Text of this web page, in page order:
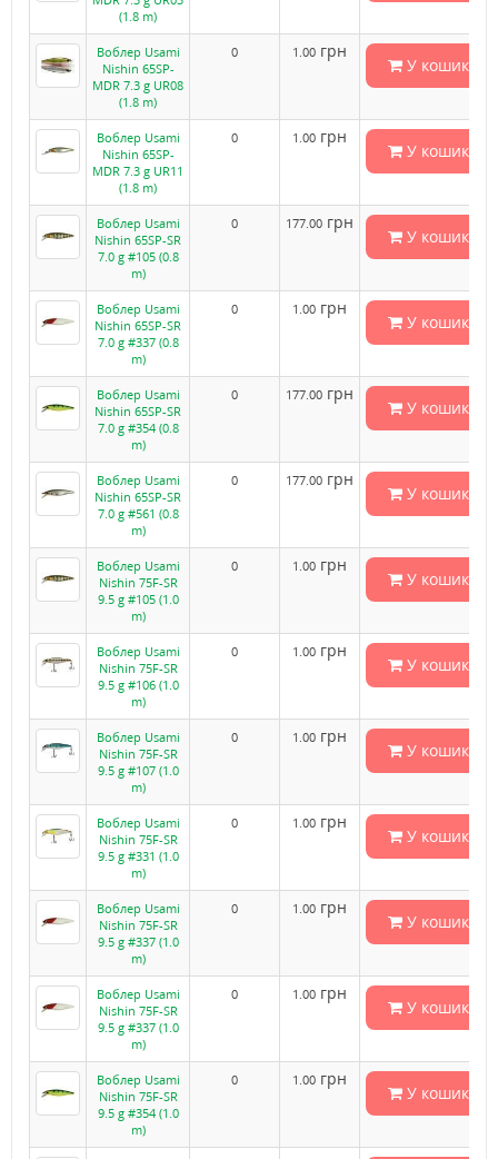
(1.8 m)
Воблер Usami
Nishin 65SP-
MDR 7.3 g UR08
(1.8 m)
0 1.00 грн
У кошик
Воблер Usami
Nishin 65SP-
MDR 7.3 g UR11
(1.8 m)
0 1.00 грн
У кошик
Воблер Usami
Nishin 65SP-SR
7.0 g #105 (0.8
m)
0 177.00 грн
У кошик
Воблер Usami
Nishin 65SP-SR
7.0 g #337 (0.8
m)
0 1.00 грн
У кошик
Воблер Usami
Nishin 65SP-SR
7.0 g #354 (0.8
m)
0 177.00 грн
У кошик
Воблер Usami
Nishin 65SP-SR
7.0 g #561 (0.8
m)
0 177.00 грн
У кошик
Воблер Usami
Nishin 75F-SR
9.5 g #105 (1.0
m)
0 1.00 грн
У кошик
Воблер Usami
Nishin 75F-SR
9.5 g #106 (1.0
m)
0 1.00 грн
У кошик
Воблер Usami
Nishin 75F-SR
9.5 g #107 (1.0
m)
0 1.00 грн
У кошик
Воблер Usami
Nishin 75F-SR
9.5 g #331 (1.0
m)
0 1.00 грн
У кошик
Воблер Usami
Nishin 75F-SR
9.5 g #337 (1.0
m)
0 1.00 грн
У кошик
Воблер Usami
Nishin 75F-SR
9.5 g #337 (1.0
m)
0 1.00 грн
У кошик
Воблер Usami
Nishin 75F-SR
9.5 g #354 (1.0
m)
0 1.00 грн
У кошик